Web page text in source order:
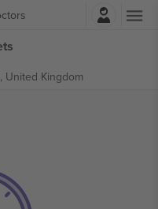
United Kingdom